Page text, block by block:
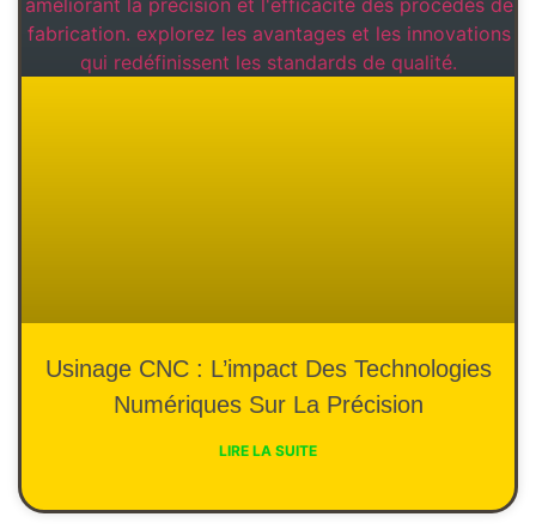
Usinage CNC : L’impact Des Technologies
Numériques Sur La Précision
LIRE LA SUITE